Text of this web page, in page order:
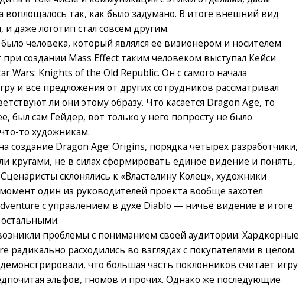
так, как было задумано. В итоге внешний вид
даже логотип стал совсем другим.
человека, который являлся её визионером и носителем
создании Mass Effect таким человеком выступал Кейси
Wars: Knights of the Old Republic. Он с самого начала
и все предложения от других сотрудников рассматривал
ли они этому образу. Что касается Dragon Age, то
был сам Гейдер, вот только у него попросту не было
то художникам.
создание Dragon Age: Origins, порядка четырёх разработчики,
кругами, не в силах сформировать единое видение и понять,
склонялись к «Властелину Колец», художники
один из руководителей проекта вообще захотел
с управлением в духе Diablo — ничьё видение в итоге
проблемы с пониманием своей аудитории. Хардкорные
радикально расходились во взглядах с покупателями в целом.
что большая часть поклонников считает игру
эльфов, гномов и прочих. Однако же последующие